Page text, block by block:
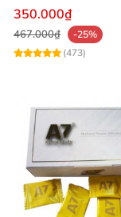
lý nam hiệu quả
350.000₫
467.000₫
-25%
(473)